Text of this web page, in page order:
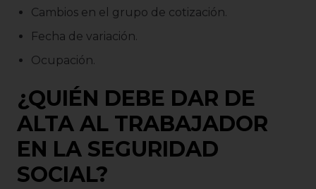
Cambios en el grupo de cotización.
Fecha de variación.
Ocupación.
¿QUIÉN DEBE DAR DE
ALTA AL TRABAJADOR
EN LA SEGURIDAD
SOCIAL?